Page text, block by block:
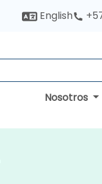
English
Nosotros